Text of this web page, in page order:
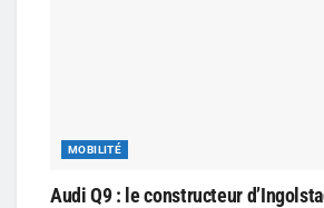
MOBILITÉ
Audi Q9 : le constructeur